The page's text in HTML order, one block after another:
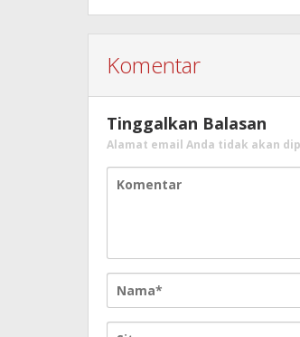
Komentar
Tinggalkan Balasan
Alamat email Anda tidak akan